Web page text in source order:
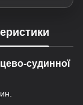
судинної